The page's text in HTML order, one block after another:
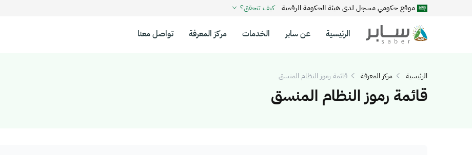
موقع حكومي مسجل لدى هيئة الحكومة الرقمية كيف تتحقق؟
الرئيسية عن سابر الخدمات مركز المعرفة تواصل معنا
الرئيسية مركز المعرفة قائمة رموز النظام المنسق
قائمة رموز النظام المنسق